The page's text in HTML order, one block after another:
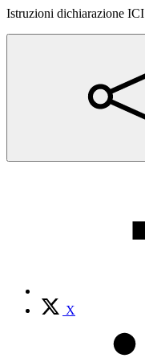
Istruzioni dichiarazione ICI
X